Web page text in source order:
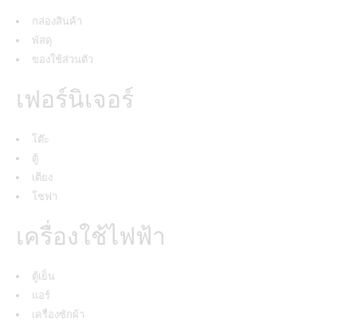
กล่องสินค้า
พัสดุ
ของใช้ส่วนตัว
เฟอร์นิเจอร์
โต๊ะ
ตู้
เตียง
โซฟา
เครื่องใช้ไฟฟ้า
ตู้เย็น
แอร์
เครื่องซักผ้า